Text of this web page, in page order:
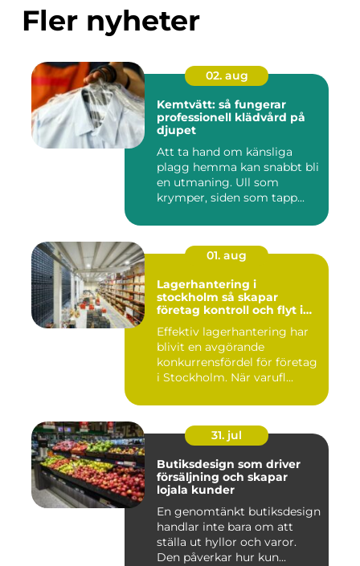
Fler nyheter
02. aug
Kemtvätt: så fungerar
professionell klädvård på
djupet
Att ta hand om känsliga
plagg hemma kan snabbt bli
en utmaning. Ull som
krymper, siden som tapp...
01. aug
Lagerhantering i
stockholm så skapar
företag kontroll och flyt i
Effektiv lagerhantering har
blivit en avgörande
konkurrensfördel för företag
i Stockholm. När varufl...
31. jul
Butiksdesign som driver
försäljning och skapar
lojala kunder
En genomtänkt butiksdesign
handlar inte bara om att
ställa ut hyllor och varor.
Den påverkar hur kun...